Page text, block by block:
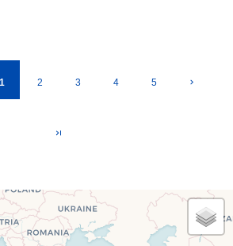
1 2 3 4 5